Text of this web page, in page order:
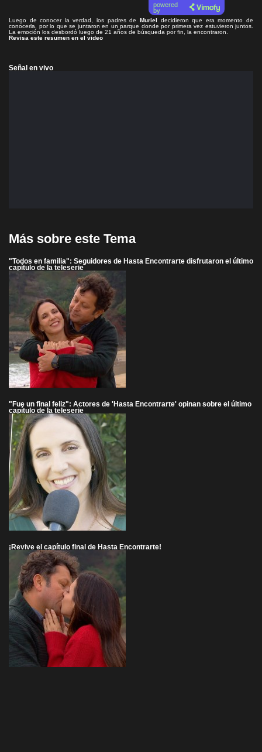
powered
by
Luego de conocer la verdad, los padres de Muriel decidieron que era momento de
conocerla, por lo que se juntaron en un parque donde por primera vez estuvieron juntos.
La emoción los desbordó luego de 21 años de búsqueda por fin, la encontraron.
Revisa este resumen en el video
Señal en vivo
Más sobre este Tema
"Todos en familia": Seguidores de Hasta Encontrarte disfrutaron el último
capítulo de la teleserie
"Fue un final feliz": Actores de 'Hasta Encontrarte' opinan sobre el último
capítulo de la teleserie
¡Revive el capítulo final de Hasta Encontrarte!